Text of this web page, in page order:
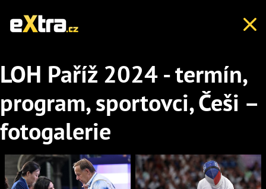
LOH Paříž 2024 - termín,
program, sportovci, Češi –
fotogalerie